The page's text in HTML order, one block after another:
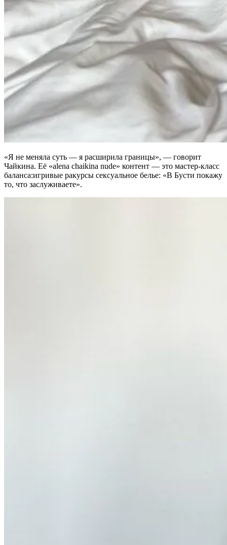
«Я не меняла суть — я расширила границы», — говорит
Чайкина. Её «alena chaikina nude» контент — это мастер-класс
баланса:игривые ракурсы сексуальное белье: «В Бусти покажу
то, что заслуживаете».